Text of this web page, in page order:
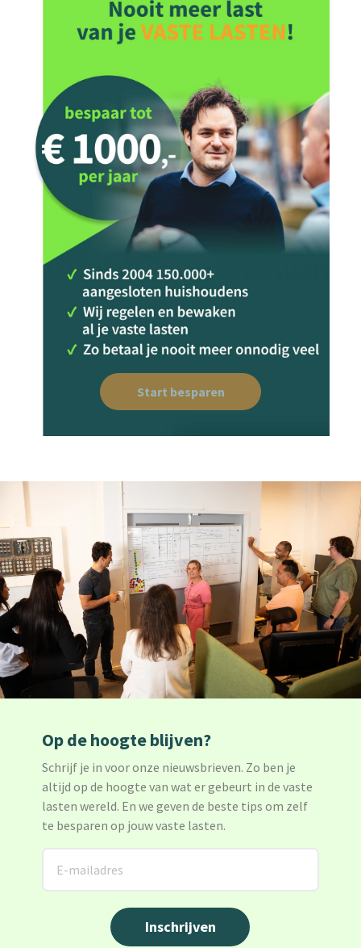
Start besparen
Op de hoogte blijven?
Schrijf je in voor onze nieuwsbrieven. Zo ben je
altijd op de hoogte van wat er gebeurt in de vaste
lasten wereld. En we geven de beste tips om zelf
te besparen op jouw vaste lasten.